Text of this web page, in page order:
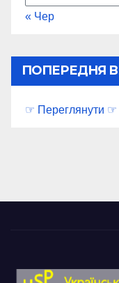
« Чер
ПОПЕРЕДНЯ
☞ Переглянути ☞